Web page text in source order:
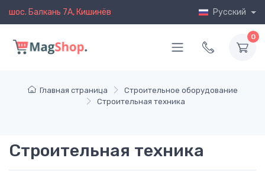
шос. Балкань 7A, Кишинёв Русский
0
Главная страница
Строительное оборудование
Строительная техника
Строительная техника